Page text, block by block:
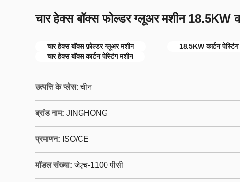
चार हेक्स बॉक्स फोल्डर ग्लूअर मशीन 18.5KW
चार हेक्स बॉक्स फ़ोल्डर ग्लूअर मशीन
18.5KW कार्टन पेस्टिंग
चार हेक्स बॉक्स कार्टन पेस्टिंग मशीन
उत्पत्ति के प्लेस: चीन
ब्रांड नाम: JINGHONG
प्रमाणन: ISO/CE
मॉडल संख्या: जेएच-1100 पीसी